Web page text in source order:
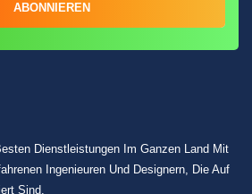
ABONNIEREN
Dienstleistungen Im Ganzen Land Mit
Ingenieuren Und Designern, Die Auf
Sind.